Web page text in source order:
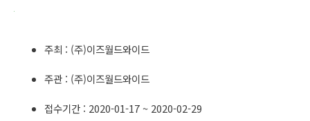
주최 : (주)이즈월드와이드
주관 : (주)이즈월드와이드
접수기간 : 2020-01-17 ~ 2020-02-29